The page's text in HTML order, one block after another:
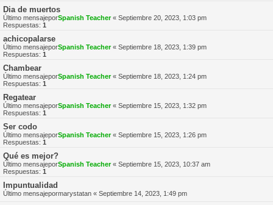
Dia de muertos
Último mensajeporSpanish Teacher« Septiembre 20, 2023, 1:03 pm
Respuestas: 1
achicopalarse
Último mensajeporSpanish Teacher« Septiembre 18, 2023, 1:39 pm
Respuestas: 1
Chambear
Último mensajeporSpanish Teacher« Septiembre 18, 2023, 1:24 pm
Respuestas: 1
Regatear
Último mensajeporSpanish Teacher« Septiembre 15, 2023, 1:32 pm
Respuestas: 1
Ser codo
Último mensajeporSpanish Teacher« Septiembre 15, 2023, 1:26 pm
Respuestas: 1
Qué es mejor?
Último mensajeporSpanish Teacher« Septiembre 15, 2023, 10:37 am
Respuestas: 1
Impuntualidad
Último mensajepormarystatan « Septiembre 14, 2023, 1:49 pm